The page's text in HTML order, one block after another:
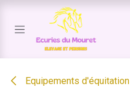
Se rendre au contenu
Equipements d'équitation